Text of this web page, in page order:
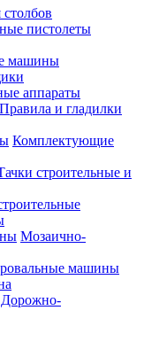
пистолеты
машины
аппараты
Правила и гладилки
Комплектующие
строительные и
Мозаично-
машины
Дорожно-